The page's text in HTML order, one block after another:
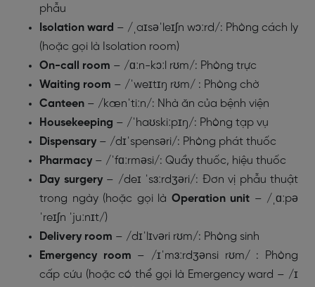
phẫu
Isolation ward – /ˌaɪsəˈleɪʃn wɔːrd/: Phòng cách ly
(hoặc gọi là Isolation room)
On-call room – /ɑːn-kɔːl rʊm/: Phòng trực
Waiting room – /ˈweɪtɪŋ rʊm/ : Phòng chờ
Canteen – /kænˈtiːn/: Nhà ăn của bệnh viện
Housekeeping – /ˈhaʊskiːpɪŋ/: Phòng tạp vụ
Dispensary – /dɪˈspensəri/: Phòng phát thuốc
Pharmacy – /ˈfɑːrməsi/: Quầy thuốc, hiệu thuốc
Day surgery– /deɪ ˈsɜːrdʒəri/: Đơn vị phẫu thuật
trong ngày (hoặc gọi là Operation unit – /ˌɑːpə
ˈreɪʃn ˈjuːnɪt/)
Delivery room – /dɪˈlɪvəri rʊm/: Phòng sinh
Emergency room – /ɪˈmɜːrdʒənsi rʊm/ : Phòng
cấp cứu (hoặc có thể gọi là Emergency ward – /ɪ